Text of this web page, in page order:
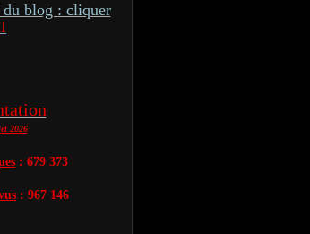
du blog : cliquer
2026
: 679 373
: 967 146